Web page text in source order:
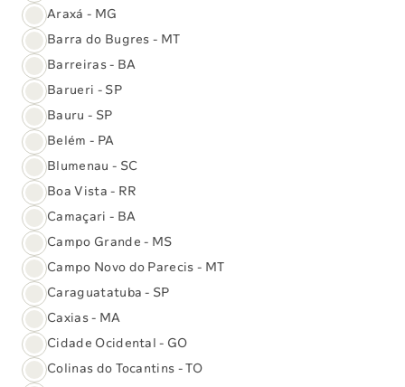
Use o pré-agendamento e ganhe
tempo
Com ele você garante mais facilidade e prioridade no
atendimento, seja em casa ou em uma unidade.
Aproveite essa facilidade e adiante seu atendimento
agora mesmo!
Acesse nossos Serviços Digitais
Araxá - MG
Barra do Bugres - MT
Barreiras - BA
Barueri - SP
Bauru - SP
Belém - PA
Blumenau - SC
Boa Vista - RR
Camaçari - BA
Campo Grande - MS
Campo Novo do Parecis - MT
Caraguatatuba - SP
Caxias - MA
Cidade Ocidental - GO
Colinas do Tocantins - TO